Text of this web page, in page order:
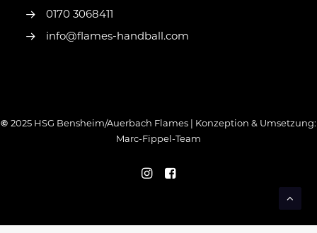
0170 3068411
info@flames-handball.com
© 2025 HSG Bensheim/Auerbach Flames | Konzeption & Umsetzung:
Marc-Fippel-Team